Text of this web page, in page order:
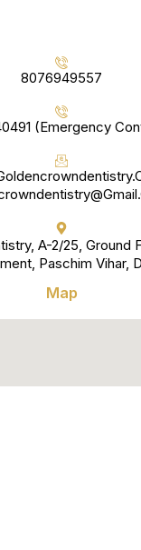
8076949557
(Emergency
A-2/25, Ground
Paschim Vihar,
Map